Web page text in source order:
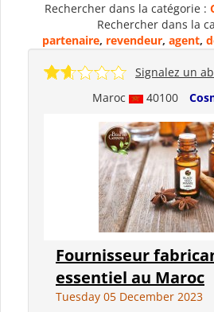
Rechercher dans la catégorie :
Rechercher dans la
partenaire, revendeur, agent,
Maroc 40100
Signalez un
Fournisseur
essentiel au Maroc
Tuesday 05 December 2023